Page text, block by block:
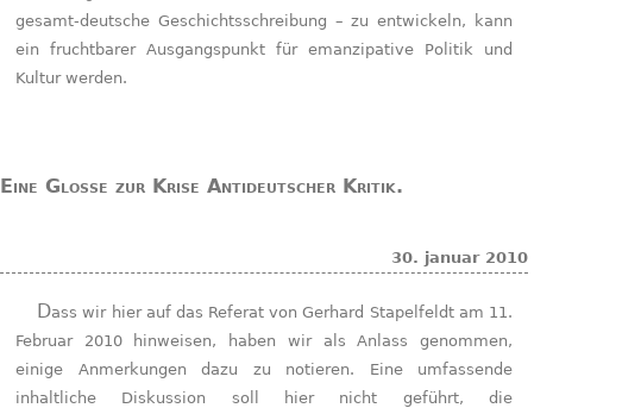
gesamt-deutsche Geschichtsschreibung – zu entwickeln, kann
ein fruchtbarer Ausgangspunkt für emanzipative Politik und
Kultur werden.
Eine Glosse zur Krise Antideutscher Kritik.
30. januar 2010
Dass wir hier auf das Referat von Gerhard Stapelfeldt am 11.
Februar 2010 hinweisen, haben wir als Anlass genommen,
einige Anmerkungen dazu zu notieren. Eine umfassende
inhaltliche Diskussion soll hier nicht geführt, die